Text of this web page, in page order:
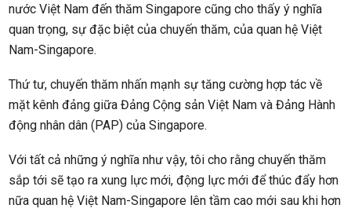
nước Việt Nam đến thăm Singapore cũng cho thấy ý nghĩa
quan trọng, sự đặc biệt của chuyến thăm, của quan hệ Việt
Nam-Singapore.
Thứ tư, chuyến thăm nhấn mạnh sự tăng cường hợp tác về
mặt kênh đảng giữa Đảng Cộng sản Việt Nam và Đảng Hành
động nhân dân (PAP) của Singapore.
Với tất cả những ý nghĩa như vậy, tôi cho rằng chuyến thăm
sắp tới sẽ tạo ra xung lực mới, động lực mới để thúc đẩy hơn
nữa quan hệ Việt Nam-Singapore lên tầm cao mới sau khi hơn